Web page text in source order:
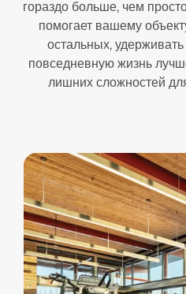
гораздо больше, чем
помогает вашему
остальных,
повседневную жизнь
лишних сложностей